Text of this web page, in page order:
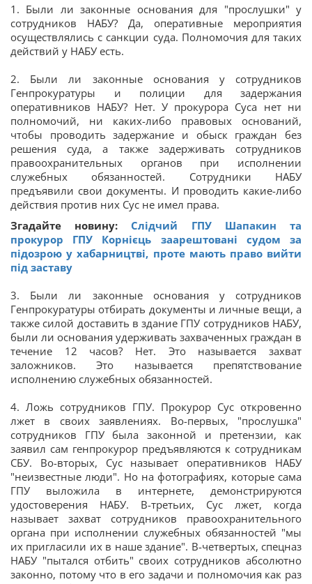
1. Были ли законные основания для "прослушки" у
сотрудников НАБУ? Да, оперативные мероприятия
осуществлялись с санкции суда. Полномочия для таких
действий у НАБУ есть.
2. Были ли законные основания у сотрудников
Генпрокуратуры и полиции для задержания
оперативников НАБУ? Нет. У прокурора Суса нет ни
полномочий, ни каких-либо правовых оснований,
чтобы проводить задержание и обыск граждан без
решения суда, а также задерживать сотрудников
правоохранительных органов при исполнении
служебных обязанностей. Сотрудники НАБУ
предъявили свои документы. И проводить какие-либо
действия против них Сус не имел права.
Згадайте новину: Слідчий ГПУ Шапакин та
прокурор ГПУ Корнієць заарештовані судом за
підозрою у хабарництві, проте мають право вийти
під заставу
3. Были ли законные основания у сотрудников
Генпрокуратуры отбирать документы и личные вещи, а
также силой доставить в здание ГПУ сотрудников НАБУ,
были ли основания удерживать захваченных граждан в
течение 12 часов? Нет. Это называется захват
заложников. Это называется препятствование
исполнению служебных обязанностей.
4. Ложь сотрудников ГПУ. Прокурор Сус откровенно
лжет в своих заявлениях. Во-первых, "прослушка"
сотрудников ГПУ была законной и претензии, как
заявил сам генпрокурор предъявляются к сотрудникам
СБУ. Во-вторых, Сус называет оперативников НАБУ
"неизвестные люди". Но на фотографиях, которые сама
ГПУ выложила в интернете, демонстрируются
удостоверения НАБУ. В-третьих, Сус лжет, когда
называет захват сотрудников правоохранительного
органа при исполнении служебных обязанностей "мы
их пригласили их в наше здание". В-четвертых, спецназ
НАБУ "пытался отбить" своих сотрудников абсолютно
законно, потому что в его задачи и полномочия как раз